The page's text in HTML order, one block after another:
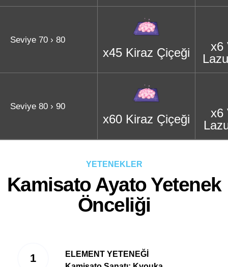
Seviye 70 › 80
x45 Kiraz Çiçeği
x6
Seviye 80 › 90
x60 Kiraz Çiçeği
x6
YETENEKLER
Kamisato Ayato Yetenek
Önceliği
ELEMENT YETENEĞİ